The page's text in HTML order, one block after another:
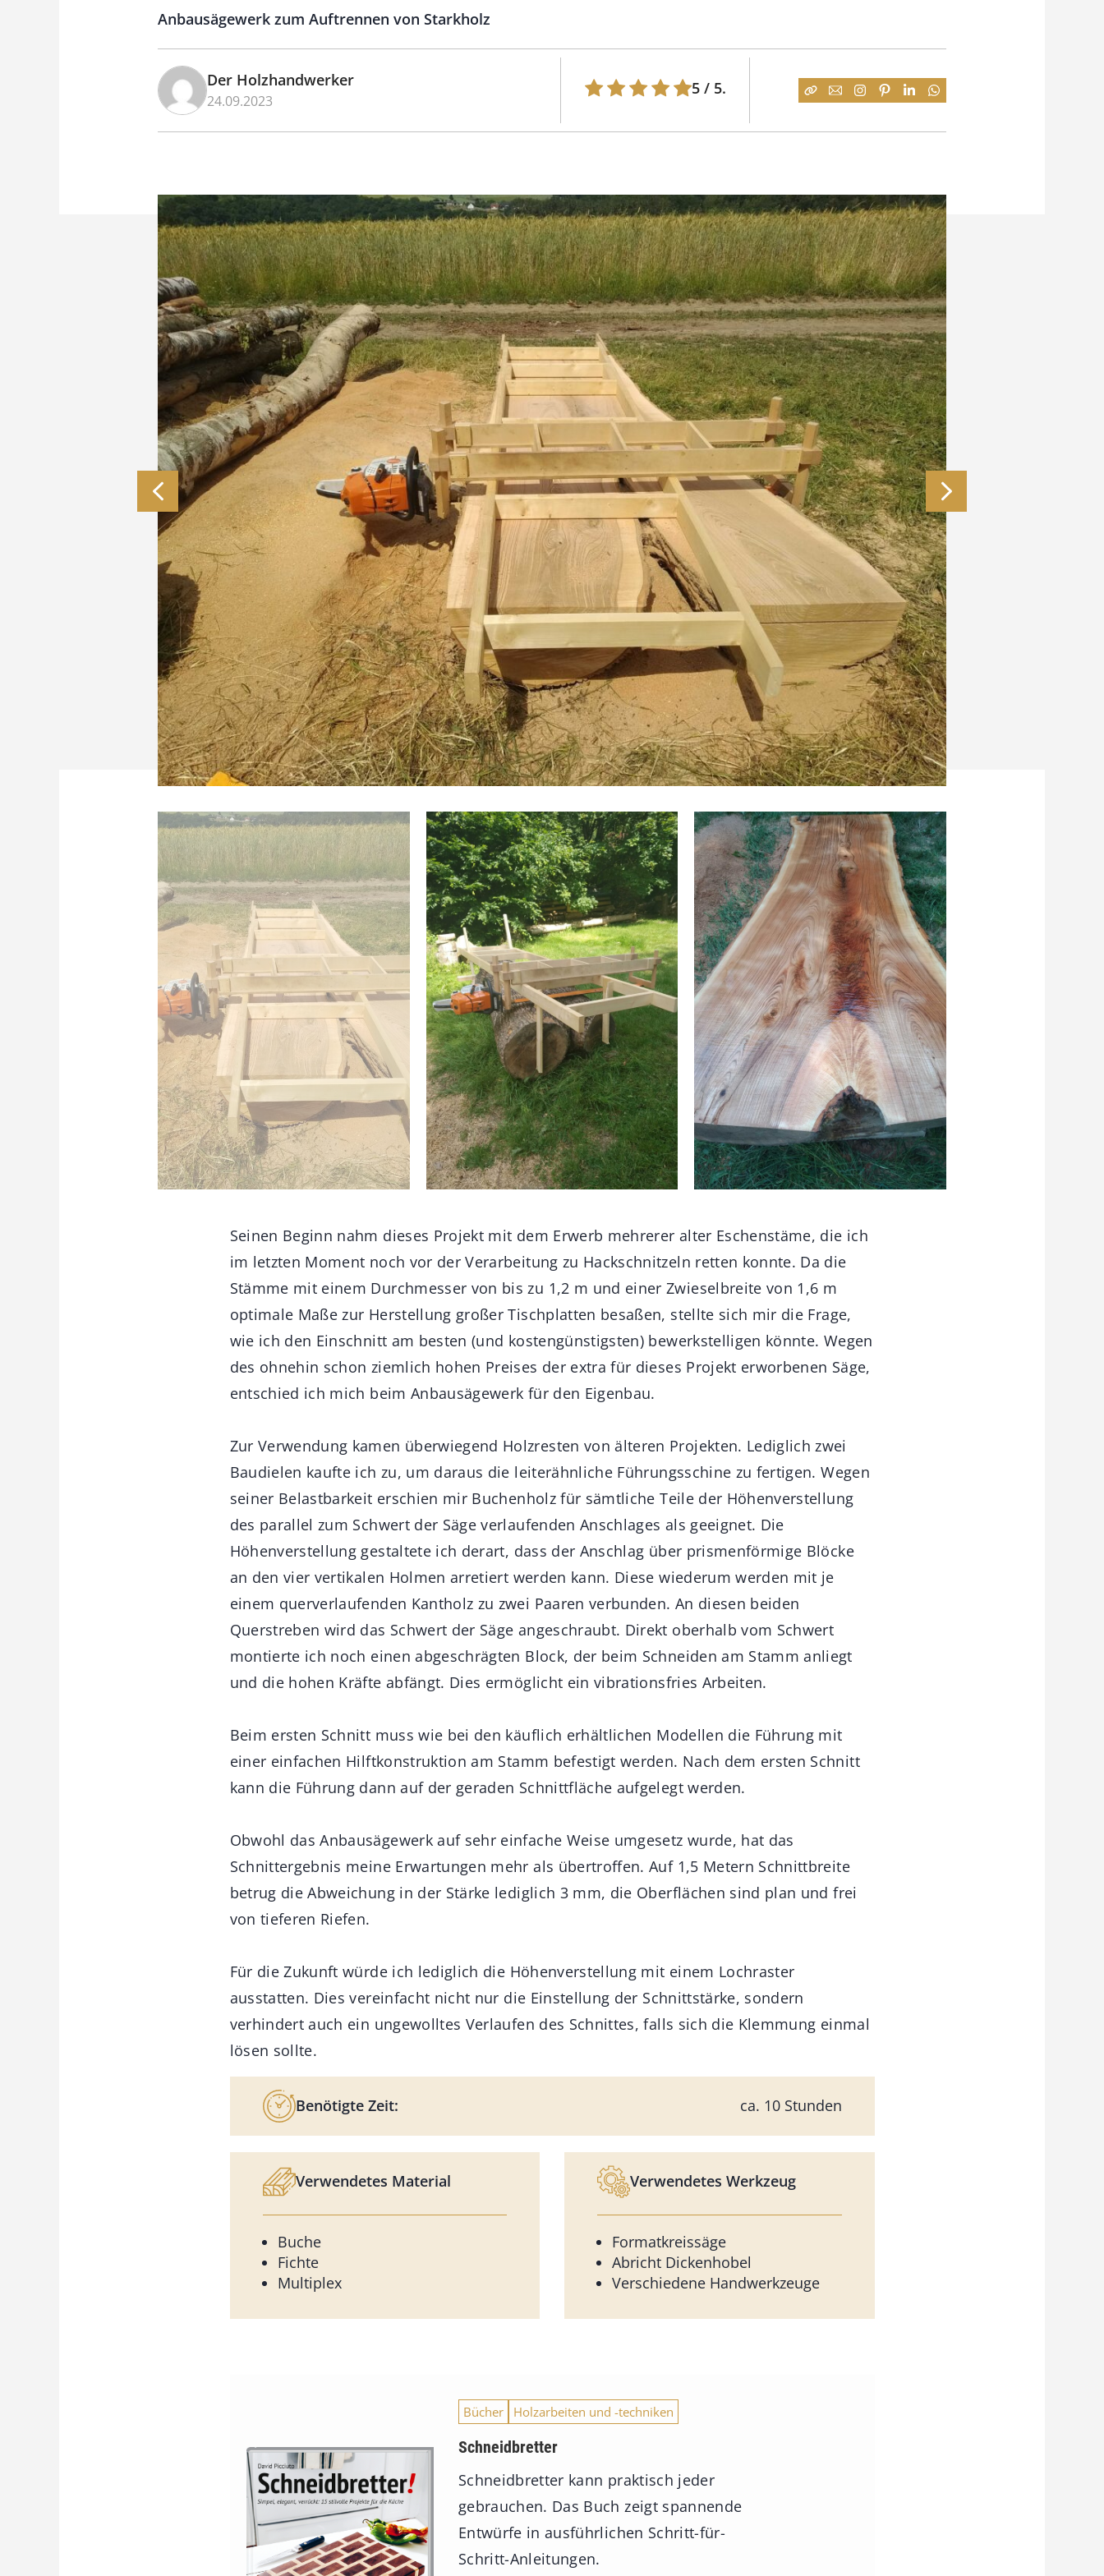
Anbausägewerk zum Auftrennen von Starkholz
Der Holzhandwerker
24.09.2023
5/ 5.
Seinen Beginn nahm dieses Projekt mit dem Erwerb mehrerer alter Eschenstäme, die ich
im letzten Moment noch vor der Verarbeitung zu Hackschnitzeln retten konnte. Da die
Stämme mit einem Durchmesser von bis zu 1,2 m und einer Zwieselbreite von 1,6 m
optimale Maße zur Herstellung großer Tischplatten besaßen, stellte sich mir die Frage,
wie ich den Einschnitt am besten (und kostengünstigsten) bewerkstelligen könnte. Wegen
des ohnehin schon ziemlich hohen Preises der extra für dieses Projekt erworbenen Säge,
entschied ich mich beim Anbausägewerk für den Eigenbau.
Zur Verwendung kamen überwiegend Holzresten von älteren Projekten. Lediglich zwei
Baudielen kaufte ich zu, um daraus die leiterähnliche Führungsschine zu fertigen. Wegen
seiner Belastbarkeit erschien mir Buchenholz für sämtliche Teile der Höhenverstellung
des parallel zum Schwert der Säge verlaufenden Anschlages als geeignet. Die
Höhenverstellung gestaltete ich derart, dass der Anschlag über prismenförmige Blöcke
an den vier vertikalen Holmen arretiert werden kann. Diese wiederum werden mit je
einem querverlaufenden Kantholz zu zwei Paaren verbunden. An diesen beiden
Querstreben wird das Schwert der Säge angeschraubt. Direkt oberhalb vom Schwert
montierte ich noch einen abgeschrägten Block, der beim Schneiden am Stamm anliegt
und die hohen Kräfte abfängt. Dies ermöglicht ein vibrationsfries Arbeiten.
Beim ersten Schnitt muss wie bei den käuflich erhältlichen Modellen die Führung mit
einer einfachen Hilftkonstruktion am Stamm befestigt werden. Nach dem ersten Schnitt
kann die Führung dann auf der geraden Schnittfläche aufgelegt werden.
Obwohl das Anbausägewerk auf sehr einfache Weise umgesetz wurde, hat das
Schnittergebnis meine Erwartungen mehr als übertroffen. Auf 1,5 Metern Schnittbreite
betrug die Abweichung in der Stärke lediglich 3 mm, die Oberflächen sind plan und frei
von tieferen Riefen.
Für die Zukunft würde ich lediglich die Höhenverstellung mit einem Lochraster
ausstatten. Dies vereinfacht nicht nur die Einstellung der Schnittstärke, sondern
verhindert auch ein ungewolltes Verlaufen des Schnittes, falls sich die Klemmung einmal
lösen sollte.
Benötigte Zeit: ca. 10 Stunden
Verwendetes Material
Buche
Fichte
Multiplex
Verwendetes Werkzeug
Formatkreissäge
Abricht Dickenhobel
Verschiedene Handwerkzeuge
Bücher Holzarbeiten und -techniken
Schneidbretter
Schneidbretter kann praktisch jeder
gebrauchen. Das Buch zeigt spannende
Entwürfe in ausführlichen Schritt-für-
Schritt-Anleitungen.